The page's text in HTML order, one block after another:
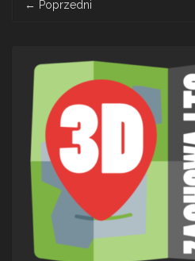
navigation
← Poprzedni